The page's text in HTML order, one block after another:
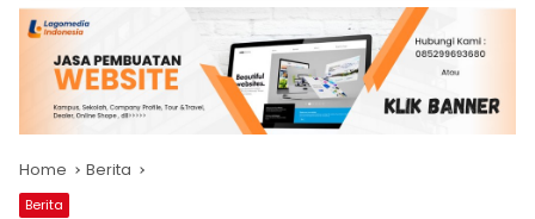
Home Berita
Berita